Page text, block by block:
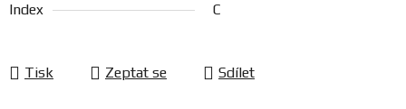
Index
C
Tisk Zeptat se Sdílet